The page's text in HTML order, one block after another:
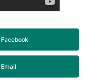
Facebook
Email